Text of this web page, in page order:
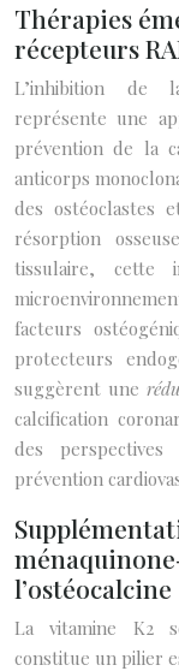
Thérapies
récepteurs
L’inhibition de
représente une
prévention de la
anticorps
des ostéoclastes
résorption
tissulaire, cette
facteurs
protecteurs
suggèrent une
calcification
des
prévention
l’ostéocalcine
La vitamine K2
constitue un pilier